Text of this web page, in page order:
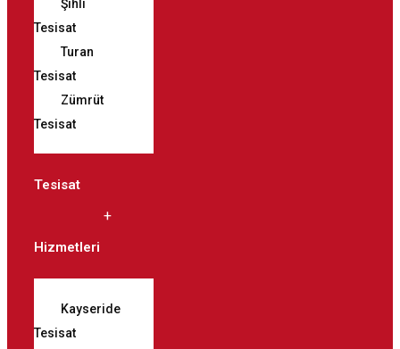
Şıhlı
Tesisat
Turan
Tesisat
Zümrüt
Tesisat
Tesisat
Hizmetleri
Kayseride
Tesisat